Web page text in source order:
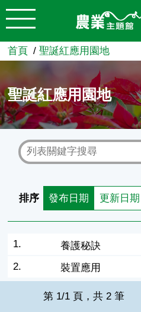
跳到主要內容
農業知識入口網
首頁 聖誕紅應用園地
聖誕紅應用園地
排序 發布日期 更新日期
1.
養護秘訣
2.
裝置應用
第 1/1 頁，共 2 筆